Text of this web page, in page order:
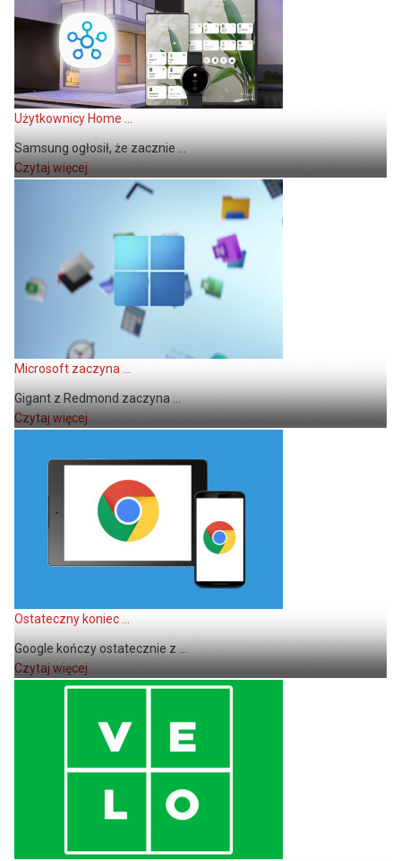
Użytkownicy Home ...
Samsung ogłosił, że zacznie ...
Czytaj więcej
Microsoft zaczyna ...
Gigant z Redmond zaczyna ...
Czytaj więcej
Ostateczny koniec ...
Google kończy ostatecznie z ...
Czytaj więcej